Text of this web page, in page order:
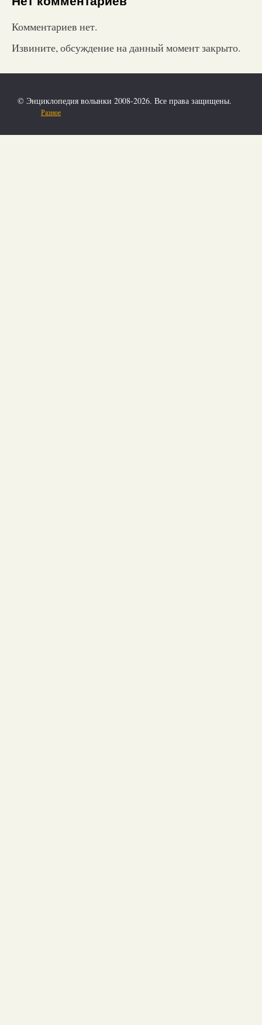
Комментариев нет.
Извините, обсуждение на данный момент закрыто.
© Энциклопедия волынки 2008-2026. Все права защищены.
Разное